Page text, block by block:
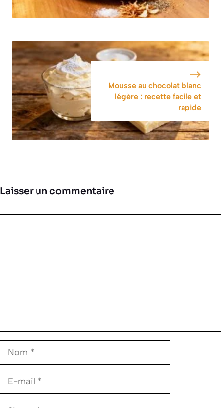
Mousse au chocolat blanc
légère : recette facile et
rapide
Laisser un commentaire
Nom
E-
Site